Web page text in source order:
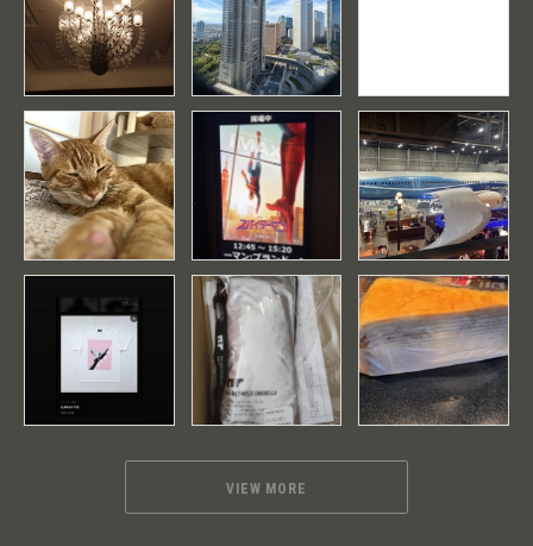
VIEW MORE